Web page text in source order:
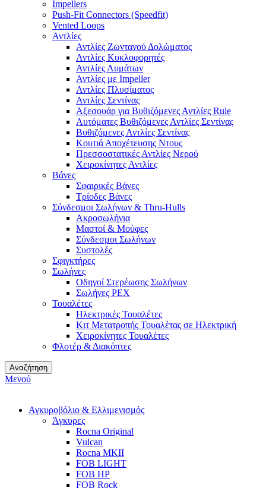
Impellers
Push-Fit Connectors (Speedfit)
Vented Loops
Αντλίες
Αντλίες Ζωντανού Δολώματος
Αντλίες Κυκλοφορητές
Αντλίες Λυμάτων
Αντλίες με Impeller
Αντλίες Πλυσίματος
Αντλίες Σεντίνας
Αξεσουάρ για Βυθιζόμενες Αντλίες Rule
Αυτόματες Βυθιζόμενες Αντλίες Σεντίνας
Βυθιζόμενες Αντλίες Σεντίνας
Κουτιά Αποχέτευσης Ντους
Πρεσσοστατικές Αντλίες Νερού
Χειροκίνητες Αντλίες
Βάνες
Σφαιρικές Βάνες
Τρίοδες Βάνες
Σύνδεσμοι Σωλήνων & Thru-Hulls
Ακροσωλήνια
Μαστοί & Μούφες
Σύνδεσμοι Σωλήνων
Συστολές
Σφιγκτήρες
Σωλήνες
Οδηγοί Στερέωσης Σωλήνων
Σωλήνες PEX
Τουαλέτες
Ηλεκτρικές Τουαλέτες
Κιτ Μετατροπής Τουαλέτας σε Ηλεκτρική
Χειροκίνητες Τουαλέτες
Φλοτέρ & Διακόπτες
Αναζήτηση
Μενού
Αγκυροβόλιο & Ελλιμενισμός
Άγκυρες
Rocna Original
Vulcan
Rocna MKII
FOB LIGHT
FOB HP
FOB Rock